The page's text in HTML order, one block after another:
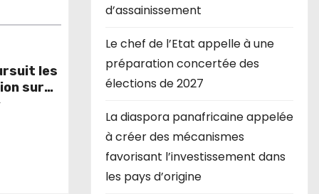
les
sur
d’assainissement
Le chef de l’Etat appelle à une
préparation concertée des
élections de 2027
La diaspora panafricaine appelée
à créer des mécanismes
favorisant l’investissement dans
les pays d’origine